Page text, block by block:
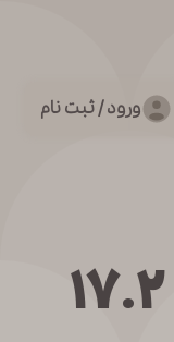
ورود / ثبت نام